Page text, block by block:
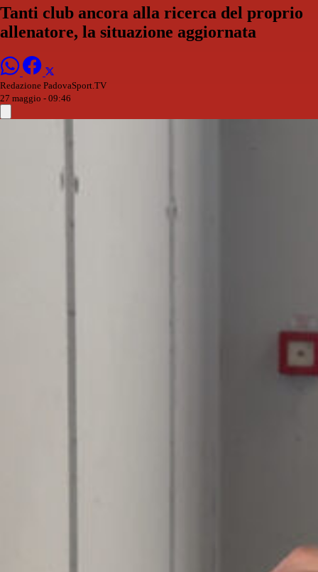
Tanti club ancora alla ricerca del proprio
allenatore, la situazione aggiornata
Redazione PadovaSport.TV
27 maggio - 09:46